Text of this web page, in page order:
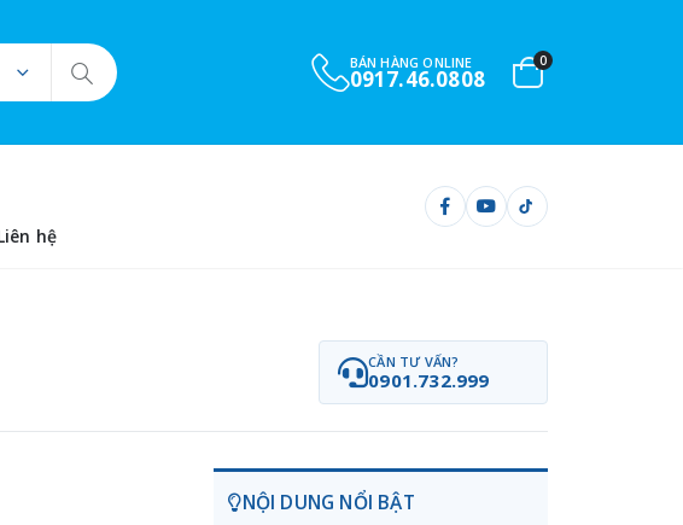
BÁN HÀNG ONLINE
0917.46.0808
0
hệ
CẦN TƯ VẤN?
0901.732.999
NỘI DUNG NỔI BẬT